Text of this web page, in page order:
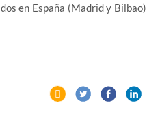
en España (Madrid y Bilbao)